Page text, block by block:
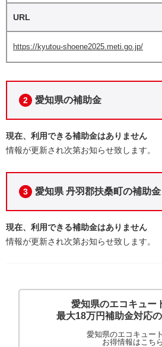
URL
https://kyutou-shoene2025.meti.go.jp/
2 愛知県の補助金
現在、利用できる補助金はありません
情報が更新され次第お知らせ致します。
3 愛知県 丹羽郡扶桑町の補助金
現在、利用できる補助金はありません
情報が更新され次第お知らせ致します。
愛知県のエコキュー
最大18万円補助金対応
愛知県のエコキュー
お得情報はこちら